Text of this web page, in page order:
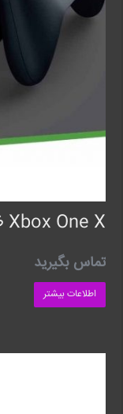
Xbox One X ظرفیت 1 ترابایت
تماس بگیرید
اطلاعات بیشتر